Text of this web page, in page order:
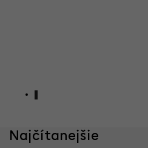
Najčítanejšie